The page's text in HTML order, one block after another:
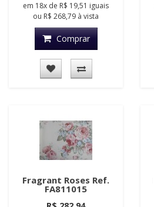
em 18x de R$ 19,51 iguais
ou R$ 268,79 à vista
Comprar
Fragrant Roses Ref.
FA811015